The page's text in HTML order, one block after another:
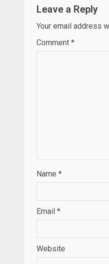
Leave a Reply
Your email address
Comment *
Name *
Email *
Website